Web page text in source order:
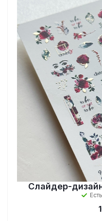
Слайдер-